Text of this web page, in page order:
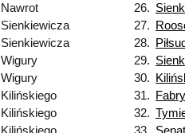
Nawrot
26.
Sienkiewicza
27.
Sienkiewicza
28.
Wigury
29.
Wigury
30.
Kilińskiego
31.
Kilińskiego
32.